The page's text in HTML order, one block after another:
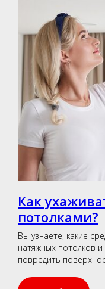
Как
потолками?
Вы узнаете, какие
натяжных потолков
повредить